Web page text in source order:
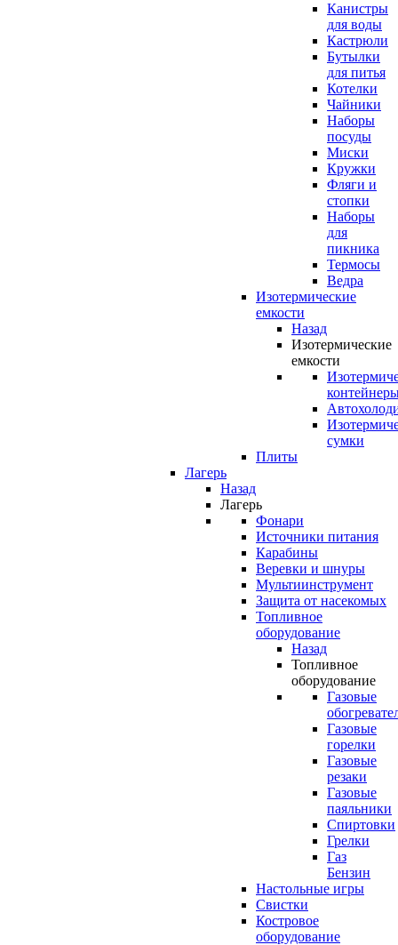
Канистры
для воды
Кастрюли
Бутылки
для питья
Котелки
Чайники
Наборы
посуды
Миски
Кружки
Фляги и
стопки
Наборы
для
пикника
Термосы
Ведра
Изотермические
емкости
Назад
Изотермические
емкости
сумки
Плиты
Лагерь
Назад
Лагерь
Фонари
Источники питания
Карабины
Веревки и шнуры
Мультиинструмент
Защита от насекомых
Топливное
оборудование
Назад
Топливное
оборудование
Газовые
Газовые
горелки
Газовые
резаки
Газовые
паяльники
Спиртовки
Грелки
Газ
Бензин
Настольные игры
Свистки
Костровое
оборудование